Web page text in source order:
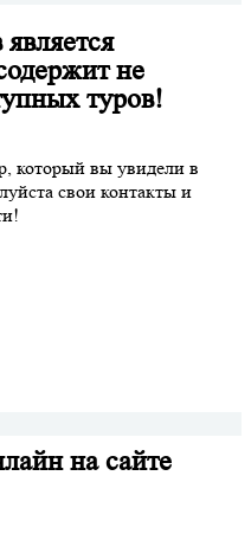
не
туров!
который вы увидели в
свои контакты и
на сайте